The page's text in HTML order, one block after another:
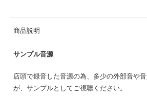
商品説明
サンプル音源
店頭で録音した音源の為、多少の外部音や
が、サンプルとしてご視聴ください。